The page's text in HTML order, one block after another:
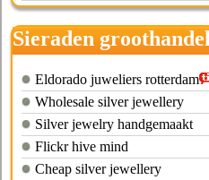
Sieraden
Eldorado juweliers rotterdam
Wholesale silver jewellery
Silver jewelry handgemaakt
Flickr hive mind
Cheap silver jewellery